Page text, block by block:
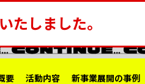
たしました。
要 活動内容 新事業展開の事例